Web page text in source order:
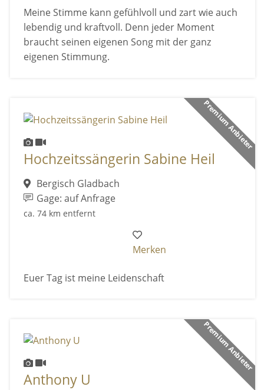
Meine Stimme kann gefühlvoll und zart wie auch
lebendig und kraftvoll. Denn jeder Moment
braucht seinen eigenen Song mit der ganz
eigenen Stimmung.
Premium Anbieter
Hochzeitssängerin Sabine Heil
Bergisch Gladbach
Gage: auf Anfrage
ca. 74 km entfernt
Merken
Euer Tag ist meine Leidenschaft
Premium Anbieter
Anthony U